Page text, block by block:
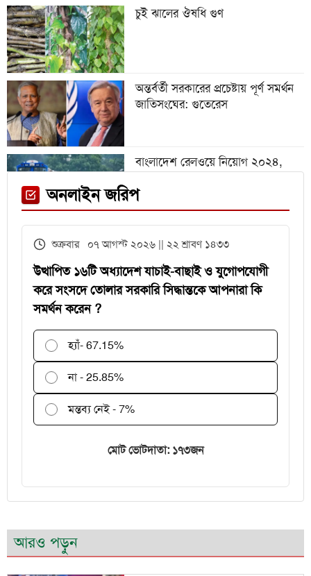
বিশ্বকাপে রোনালদিনহোকে ছাড়িয়ে
ফেনী স্টেশনে মেঘনা ট্রেনের ইঞ্জিন
বিকল, আড়াই ঘণ্টা আটকা ৮০০ যাত্রী
চুই ঝালের ঔষধি গুণ
অন্তর্বর্তী সরকারের প্রচেষ্টায় পূর্ণ সমর্থন
জাতিসংঘের: গুতেরেস
বাংলাদেশ রেলওয়ে নিয়োগ ২০২৪,
পরীক্ষকদের জন্য সময় বাড়ল ২ দিন
অনলাইন জরিপ
শুক্রবার ০৭ আগস্ট ২০২৬ || ২২ শ্রাবণ ১৪৩৩
উত্থাপিত ১৬টি অধ্যাদেশ যাচাই-বাছাই ও যুগোপযোগী
করে সংসদে তোলার সরকারি সিদ্ধান্তকে আপনারা কি
সমর্থন করেন ?
হ্যাঁ- 67.15%
না - 25.85%
মন্তব্য নেই - 7%
মোট ভোটদাতা: ১৭৩জন
আরও পড়ুন